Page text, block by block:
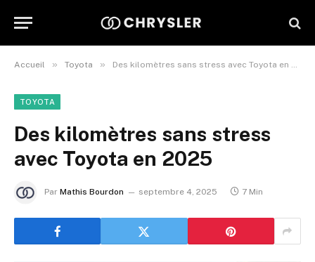
Accueil » Toyota » Des kilomètres sans stress avec Toyota en 2025
TOYOTA
Des kilomètres sans stress
avec Toyota en 2025
Par Mathis Bourdon septembre 4, 2025 7 Min